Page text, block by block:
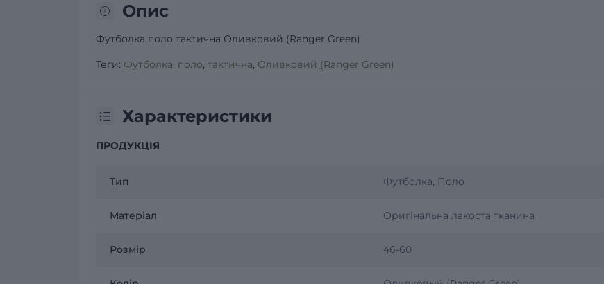
Опис
Футболка поло тактична Оливковий (Ranger Green)
Теги: Футболка, поло, тактична, Оливковий (Ranger Green)
Характеристики
ПРОДУКЦІЯ
Тип Футболка, Поло
Матеріал Оригінальна лакоста тканина
Розмір 46-60